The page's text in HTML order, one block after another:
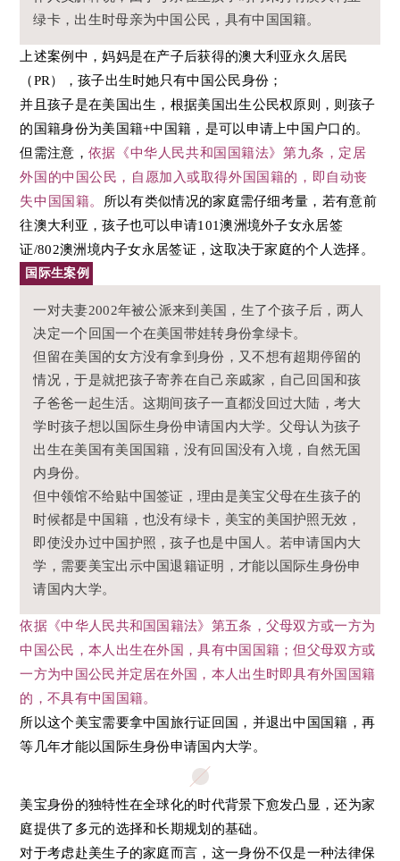
绿卡，出生时母亲为中国公民，具有中国国籍。
上述案例中，妈妈是在产子后获得的澳大利亚永久居民
（PR），孩子出生时她只有中国公民身份；
并且孩子是在美国出生，根据美国出生公民权原则，则孩子
的国籍身份为美国籍+中国籍，是可以申请上中国户口的。
但需注意， 依据《中华人民共和国国籍法》第九条，定居
外国的中国公民，自愿加入或取得外国国籍的，即自动丧
失中国国籍。
所以有类似情况的家庭需仔细考量，若有意前
往澳大利亚，孩子也可以申请101澳洲境外子女永居签
证/802澳洲境内子女永居签证，这取决于家庭的个人选择。
国际生案例
一对夫妻2002年被公派来到美国，生了个孩子后，两人
决定一个回国一个在美国带娃转身份拿绿卡。
但留在美国的女方没有拿到身份，又不想有超期停留的
情况，于是就把孩子寄养在自己亲戚家，自己回国和孩
子爸爸一起生活。这期间孩子一直都没回过大陆，考大
学时孩子想以国际生身份申请国内大学。父母认为孩子
出生在美国有美国国籍，没有回国没有入境，自然无国
内身份。
但中领馆不给贴中国签证，理由是美宝父母在生孩子的
时候都是中国籍，也没有绿卡，美宝的美国护照无效，
即使没办过中国护照，孩子也是中国人。若申请国内大
学，需要美宝出示中国退籍证明，才能以国际生身份申
请国内大学。
依据《中华人民共和国国籍法》第五条，父母双方或一方为
中国公民，本人出生在外国，具有中国国籍；但父母双方或
一方为中国公民并定居在外国，本人出生时即具有外国国籍
的，不具有中国国籍。
所以这个美宝需要拿中国旅行证回国，并退出中国国籍，再
等几年才能以国际生身份申请国内大学。
美宝身份的独特性在全球化的时代背景下愈发凸显，还为家
庭提供了多元的选择和长期规划的基础。
对于考虑赴美生子的家庭而言，这一身份不仅是一种法律保